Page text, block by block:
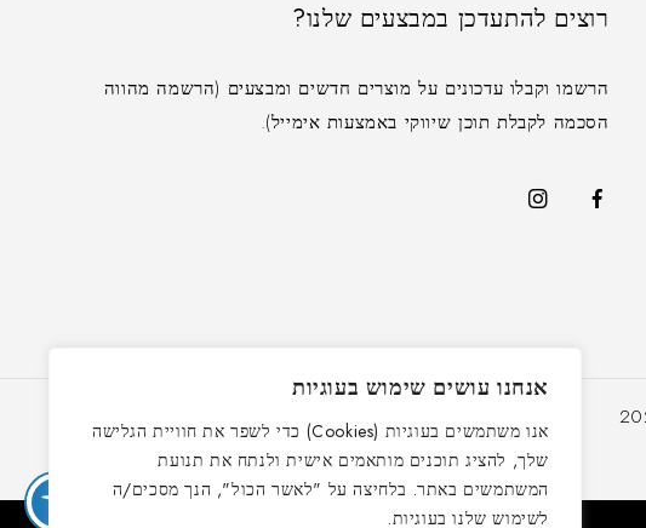
אנחנו עושים שימוש בעוגיות
אנו משתמשים בעוגיות (Cookies) כדי לשפר את חוויית הגלישה
שלך, להציג תוכנים מותאמים אישית ולנתח את תנועת
המשתמשים באתר. בלחיצה על "לאשר הכול", הנך מסכים/ה
לשימוש שלנו בעוגיות.
רוצים להתעדכן במבצעים שלנו?
הרשמו וקבלו עדכונים על מוצרים חדשים ומבצעים (הרשמה מהווה
הסכמה לקבלת תוכן שיווקי באמצעות אימייל).